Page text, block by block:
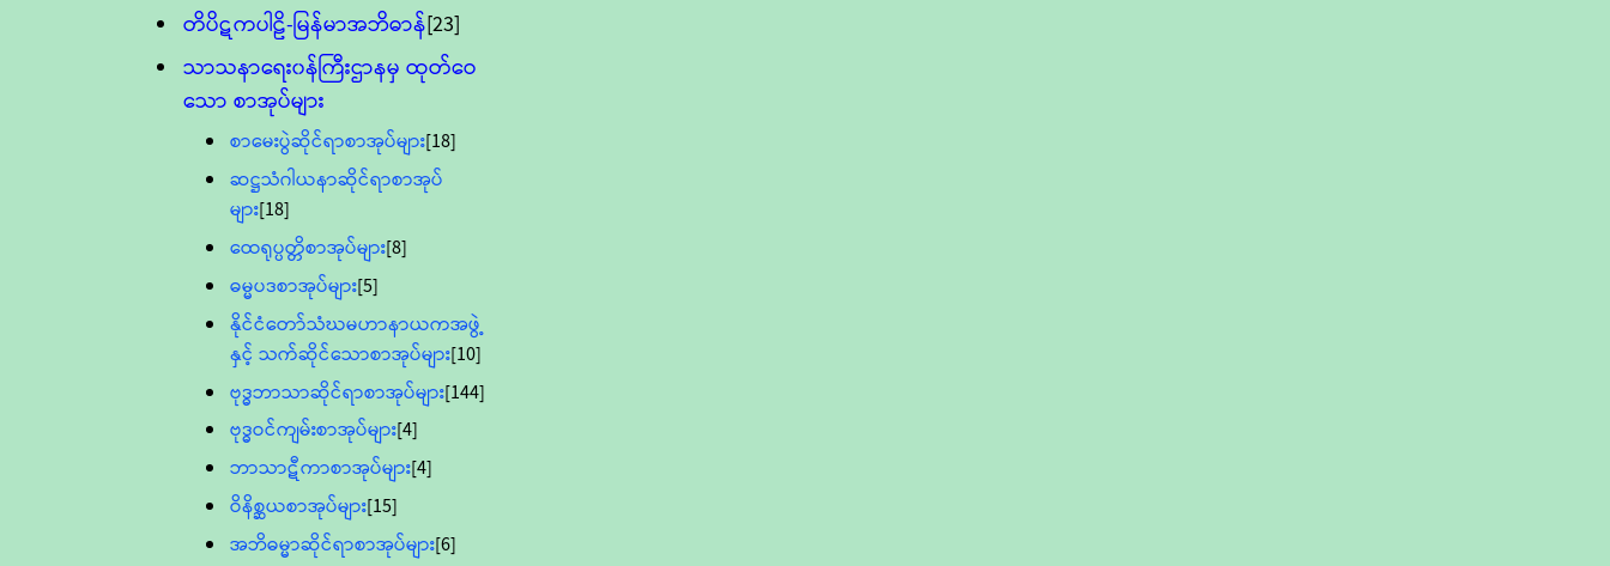
တိပိဋကပါဠိ-မြန်မာအဘိဓာန်[23]
သာသနာရေး၀န်ကြီးဌာနမှ ထုတ်ဝေ
သော စာအုပ်များ
စာမေးပွဲဆိုင်ရာစာအုပ်များ[18]
ဆဋ္ဌသံဂါယနာဆိုင်ရာစာအုပ်
များ[18]
ထေရုပ္ပတ္တိစာအုပ်များ[8]
ဓမ္မပဒစာအုပ်များ[5]
နိုင်ငံတော်သံဃမဟာနာယကအဖွဲ့
နှင့် သက်ဆိုင်သောစာအုပ်များ[10]
ဗုဒ္ဓဘာသာဆိုင်ရာစာအုပ်များ[144]
ဗုဒ္ဓဝင်ကျမ်းစာအုပ်များ[4]
ဘာသာဋီကာစာအုပ်များ[4]
ဝိနိစ္ဆယစာအုပ်များ[15]
အဘိဓမ္မာဆိုင်ရာစာအုပ်များ[6]